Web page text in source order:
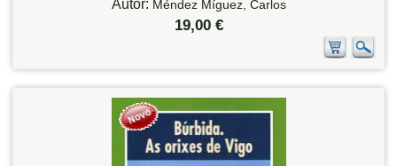
Autor: Méndez Míguez, Carlos
19,00 €